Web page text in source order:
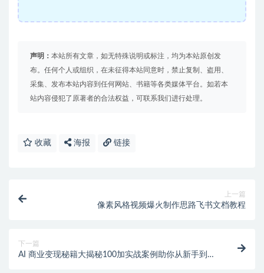
声明： 本站所有文章，如无特殊说明或标注，均为本站原创发
布。任何个人或组织，在未征得本站同意时，禁止复制、盗用、
采集、发布本站内容到任何网站、书籍等各类媒体平台。如若本
站内容侵犯了原著者的合法权益，可联系我们进行处理。
收藏 海报 链接
上一篇
像素风格视频爆火制作思路飞书文档教程
下一篇
AI 商业变现秘籍大揭秘100加实战案例助你从新手到行